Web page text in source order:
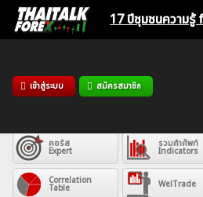
Skip
17 ปีชุมชนความ
เข้าสู่ระบบ สมัครสมาชิก
Articles
คอร์ส
Expert
รวมคำศัพท์
Indicators
Correlation
Table WelTrade